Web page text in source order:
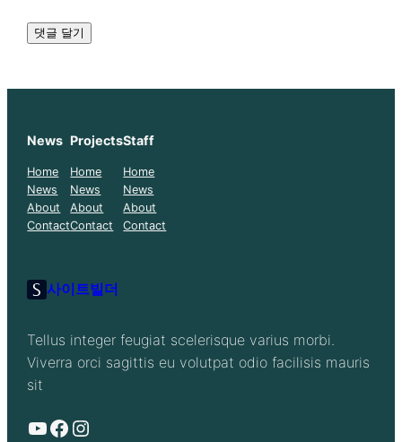
News
Home
News
About
Contact
Projects
Home
News
About
Contact
Staff
Home
News
About
Contact
사이트빌더
Tellus integer feugiat scelerisque varius morbi.
Viverra orci sagittis eu volutpat odio facilisis mauris
sit
YouTube Facebook Instagram